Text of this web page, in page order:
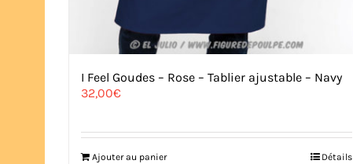
I Feel Goudes – Rose – Tablier ajustable – Navy
32,00€
Ajouter au panier Détails